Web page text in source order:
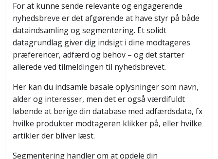
For at kunne sende relevante og engagerende
nyhedsbreve er det afgørende at have styr på både
dataindsamling og segmentering. Et solidt
datagrundlag giver dig indsigt i dine modtageres
præferencer, adfærd og behov – og det starter
allerede ved tilmeldingen til nyhedsbrevet.
Her kan du indsamle basale oplysninger som navn,
alder og interesser, men det er også værdifuldt
løbende at berige din database med adfærdsdata, fx
hvilke produkter modtageren klikker på, eller hvilke
artikler der bliver læst.
Segmentering handler om at opdele din